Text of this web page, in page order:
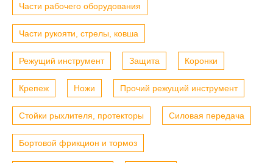
Части рабочего оборудования
Части рукояти, стрелы, ковша
Режущий инструмент Защита Коронки
Крепеж Ножи Прочий режущий инструмент
Стойки рыхлителя, протекторы Силовая передача
Бортовой фрикцион и тормоз